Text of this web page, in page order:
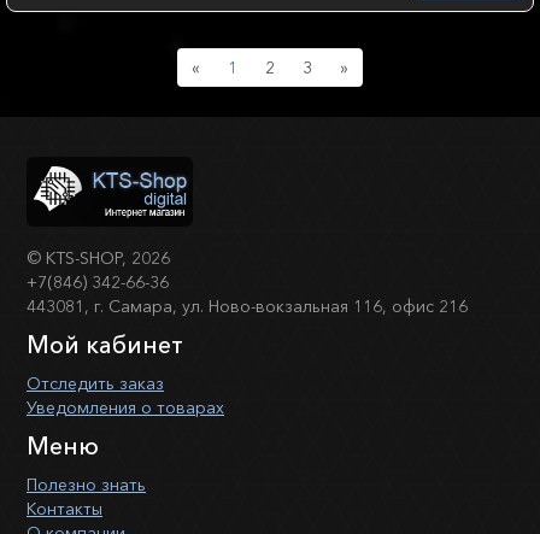
« Previous
1 2 3 »
© KTS-SHOP, 2026
+7(846) 342-66-36
443081, г. Самара, ул. Ново-вокзальная 116, офис 216
Мой кабинет
Отследить заказ
Уведомления о товарах
Меню
Полезно знать
Контакты